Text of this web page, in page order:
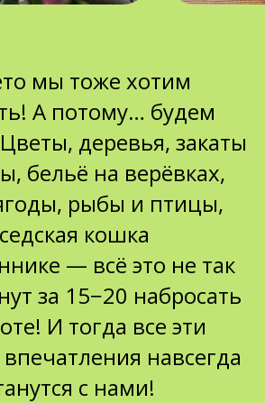
мы тоже хотим
А потому… будем
деревья, закаты
бельё на верёвках,
рыбы и птицы,
кошка
— всё это не так
за 15−20 набросать
И тогда все эти
навсегда
с нами!